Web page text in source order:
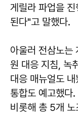
게릴라 파업을
된다"고 말했다.
아울러 전삼노는
원 대응 지침, 녹
대응 매뉴얼도
통합도 예고했다
비롯해 총 5개